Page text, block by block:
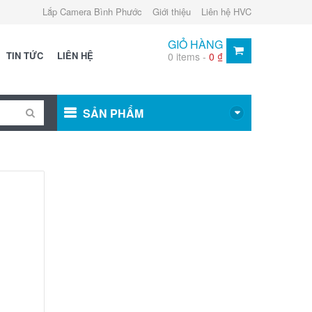
Lắp Camera Bình Phước Giới thiệu Liên hệ HVC
TIN TỨC LIÊN HỆ
GIỎ HÀNG
0 items -0 ₫
SẢN PHẨM